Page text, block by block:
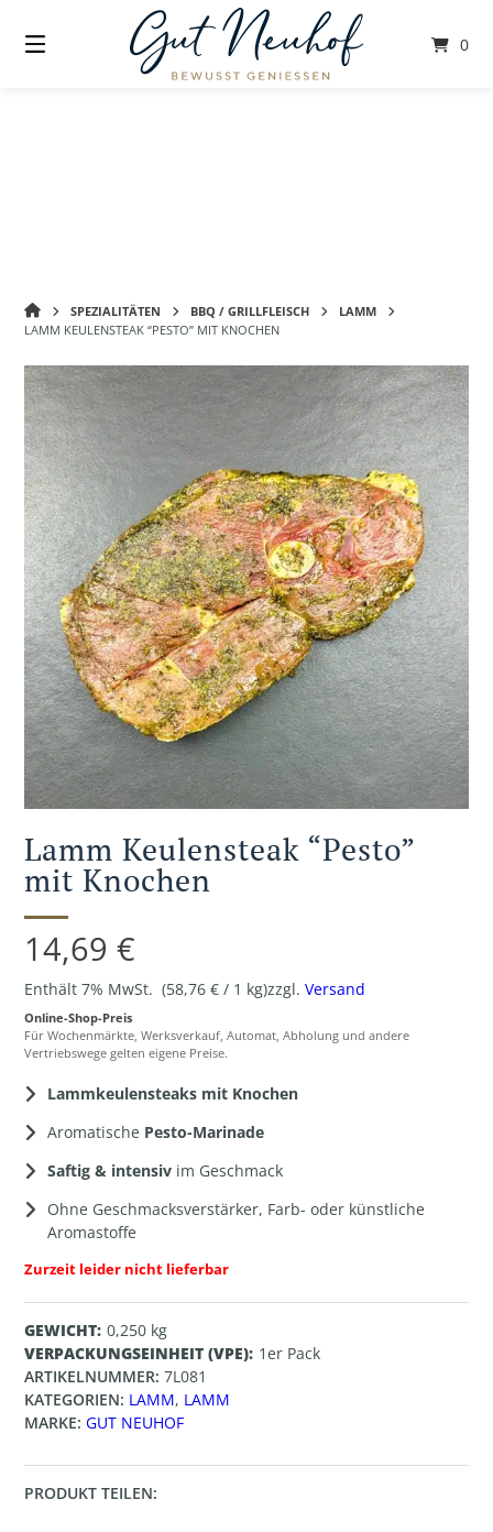
zum
Inhalt
0
GUT
NEUHOF
SPEZIALITÄTEN BBQ / GRILLFLEISCH
LAMM
LAMM KEULENSTEAK “PESTO” MIT KNOCHEN
Lamm Keulensteak “Pesto”
mit Knochen
14,69€
Enthält 7% MwSt. (58,76€ / 1 kg)zzgl.Versand
Online-Shop-Preis
Für Wochenmärkte, Werksverkauf, Automat, Abholung und andere
Vertriebswege gelten eigene Preise.
Lammkeulensteaks mit Knochen
Aromatische Pesto-Marinade
Saftig & intensiv im Geschmack
Ohne Geschmacksverstärker, Farb- oder künstliche
Aromastoffe
Zurzeit leider nicht lieferbar
GEWICHT 0,250 kg
VERPACKUNGSEINHEIT (VPE) 1er Pack
ARTIKELNUMMER: 7L081
KATEGORIEN: LAMM, LAMM
MARKE:GUT NEUHOF
PRODUKT TEILEN: